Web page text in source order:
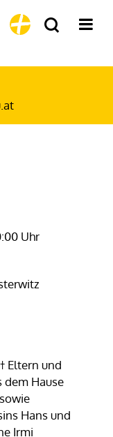
Uhr
Eltern und
dem Hause
Hans und
Irmi